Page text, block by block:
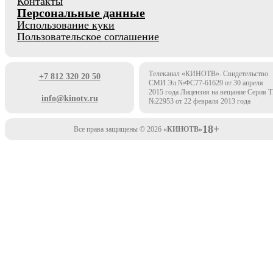
Персональные данные
Использование куки
Пользовательское соглашение
+7 812 320 20 50
info@kinotv.ru
Телеканал «КИНОТВ». Свидетельство
СМИ Эл №ФС77-61629 от 30 апреля
2015 года Лицензия на вещание Серия
№22953 от 22 февраля 2013 года
Все права защищены © 2026 «КИНОТВ»18+